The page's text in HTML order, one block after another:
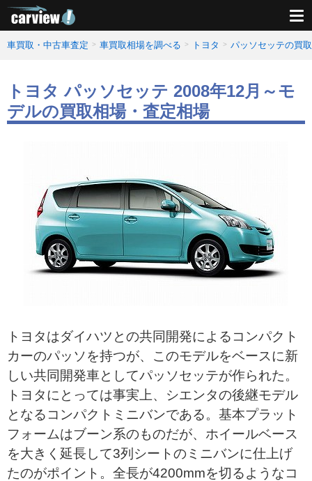
車買取・中古車査定 車買取相場を調べる トヨタ パッソセッテの買
トヨタ パッソセッテ 2008年12月～モ
デルの買取相場・査定相場
トヨタはダイハツとの共同開発によるコンパクト
カーのパッソを持つが、このモデルをベースに新
しい共同開発車としてパッソセッテが作られた。
トヨタにとっては事実上、シエンタの後継モデル
となるコンパクトミニバンである。基本プラット
フォームはブーン系のものだが、ホイールベース
を大きく延長して3列シートのミニバンに仕上げ
たのがポイント。全長が4200mmを切るようなコ